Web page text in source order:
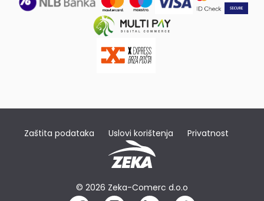
Zaštita podataka Uslovi korištenja Privatnost
© 2026 Zeka-Comerc d.o.o